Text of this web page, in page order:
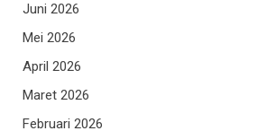
Juni 2026
Mei 2026
April 2026
Maret 2026
Februari 2026